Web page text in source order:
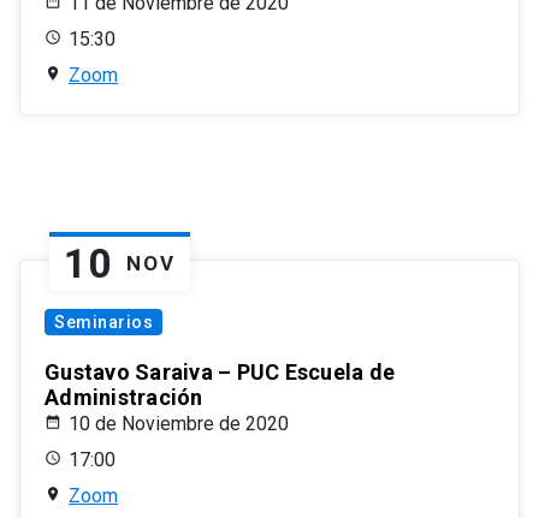
15:30
Zoom
10 NOV
Seminarios
Gustavo Saraiva – PUC Escuela de
Administración
10 de Noviembre de 2020
17:00
Zoom